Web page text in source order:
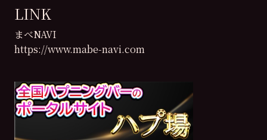
LINK
まべNAVI
https://www.mabe-navi.com